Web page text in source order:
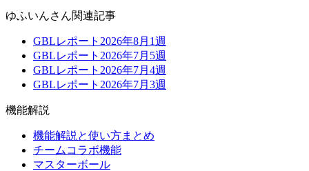
ゆふいんさん関連記事
GBLレポート2026年8月1週
GBLレポート2026年7月5週
GBLレポート2026年7月4週
GBLレポート2026年7月3週
機能解説
機能解説と使い方まとめ
チームコラボ機能
マスターボール